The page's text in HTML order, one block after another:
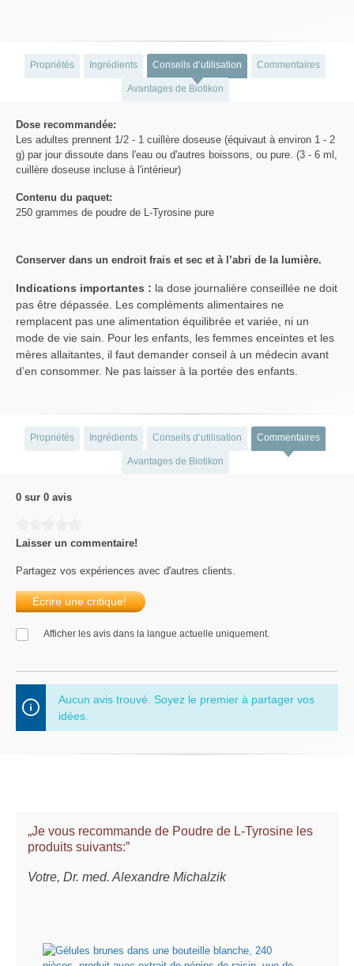
Propriétés Ingrédients Conseils d‘utilisation Commentaires
Avantages de Biotikon
Dose recommandée:
Les adultes prennent 1/2 - 1 cuillère doseuse (équivaut à environ 1 - 2
g) par jour dissoute dans l'eau ou d'autres boissons, ou pure. (3 - 6 ml,
cuillère doseuse incluse à l'intérieur)
Contenu du paquet:
250 grammes de poudre de L-Tyrosine pure
Conserver dans un endroit frais et sec et à l’abri de la lumière.
Indications importantes : la dose journalière conseillée ne doit
pas être dépassée. Les compléments alimentaires ne
remplacent pas une alimentation équilibrée et variée, ni un
mode de vie sain. Pour les enfants, les femmes enceintes et les
mères allaitantes, il faut demander conseil à un médecin avant
d’en consommer. Ne pas laisser à la portée des enfants.
Propriétés Ingrédients Conseils d‘utilisation Commentaires
Avantages de Biotikon
0 sur 0 avis
Laisser un commentaire!
Partagez vos expériences avec d'autres clients.
Écrire une critique!
Afficher les avis dans la langue actuelle uniquement.
Aucun avis trouvé. Soyez le premier à partager vos
idées.
„Je vous recommande de Poudre de L-Tyrosine les
produits suivants:”
Votre, Dr. med. Alexandre Michalzik